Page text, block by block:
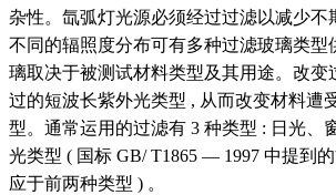
杂性。氙弧灯光源必须经过过滤以减少不
不同的辐照度分布可有多种过滤玻璃类型
璃取决于被测试材料类型及其用途。改变
过的短波长紫外光类型 , 从而改变材料遭
型。通常运用的过滤有 3 种类型 : 日光、
光类型 ( 国标 GB/ T1865 — 1997 中提到
应于前两种类型 ) 。